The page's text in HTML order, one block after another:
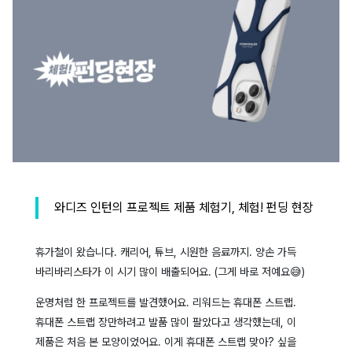
와디즈 인턴의 프로젝트 제품 체험기, 체험! 펀딩 현장
휴가철이 왔습니다. 캐리어, 튜브, 시원한 음료까지. 양손 가득
바리바리스타가 이 시기 많이 배출되어요. (그게 바로 저예요😅)
운명처럼 한 프로젝트를 발견했어요. 리워드는 휴대폰 스트랩.
휴대폰 스트랩 장만하려고 발품 많이 팔았다고 생각했는데, 이
제품은 처음 본 모양이었어요. 이게 휴대폰 스트랩 맞아? 싶을